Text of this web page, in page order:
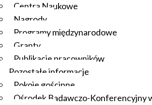
Centra Naukowe
Nagrody
Programy międzynarodowe
Granty
Publikacje pracowników
Pozostałe informacje
Pokoje gościnne
Ośrodek Badawczo-Konferencyjny